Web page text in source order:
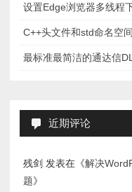
设置Edge浏览器多线程
C++头文件和std命名空间
最标准最简洁的通达信
近期评论
残剑 发表在《解决
题》